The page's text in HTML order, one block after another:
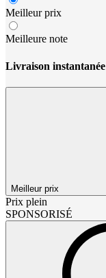
Meilleur prix
Meilleure note
Livraison instantanée
Meilleur prix
Prix plein
SPONSORISÉ